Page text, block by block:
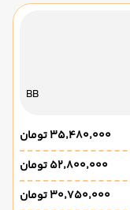
BB
۳۵٬۴۸۰٬۰۰۰ تومان
۵۲٬۸۰۰٬۰۰۰ تومان
۳۰٬۷۵۰٬۰۰۰ تومان